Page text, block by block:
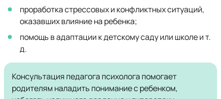
проработка стрессовых и конфликтных ситуаций,
оказавших влияние на ребенка;
помощь в адаптации к детскому саду или школе и т.
д.
Консультация педагога психолога помогает
родителям наладить понимание с ребенком,